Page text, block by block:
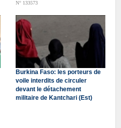
N° 133573
Burkina Faso: les porteurs de
voile interdits de circuler
devant le détachement
militaire de Kantchari (Est)